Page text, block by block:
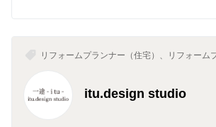
リフォームプランナー（住宅）、リフォーム
itu.design studio